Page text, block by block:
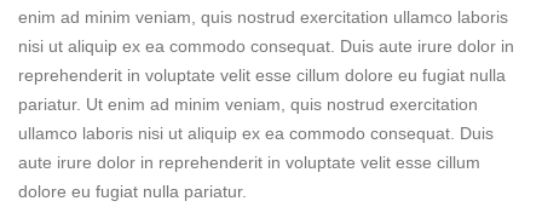
enim ad minim veniam, quis nostrud exercitation ullamco laboris
nisi ut aliquip ex ea commodo consequat. Duis aute irure dolor in
reprehenderit in voluptate velit esse cillum dolore eu fugiat nulla
pariatur. Ut enim ad minim veniam, quis nostrud exercitation
ullamco laboris nisi ut aliquip ex ea commodo consequat. Duis
aute irure dolor in reprehenderit in voluptate velit esse cillum
dolore eu fugiat nulla pariatur.